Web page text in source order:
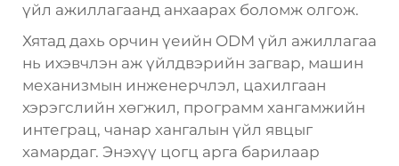
үйл ажиллагаанд анхаарах боломж олгож.
Хятад дахь орчин үеийн ODM үйл ажиллагаа
нь ихэвчлэн аж үйлдвэрийн загвар, машин
механизмын инженерчлэл, цахилгаан
хэрэгслийн хөгжил, программ хангамжийн
интеграц, чанар хангалын үйл явцыг
хамардаг. Энэхүү цогц арга барилаар